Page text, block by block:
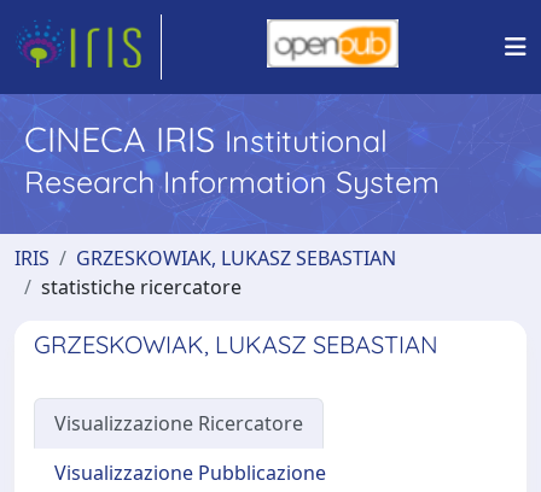
CINECA IRIS Institutional
Research Information System
IRIS
GRZESKOWIAK, LUKASZ SEBASTIAN
statistiche ricercatore
GRZESKOWIAK, LUKASZ SEBASTIAN
Visualizzazione Ricercatore
Visualizzazione Pubblicazione